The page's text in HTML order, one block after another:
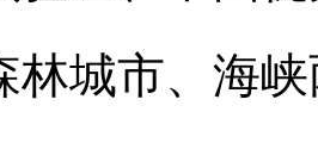
林城市、海